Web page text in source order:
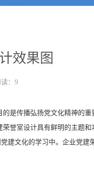
效果图
：9
是传播弘扬党文化精神的
誉室设计具有鲜明的主题
建文化的学习中。企业党建